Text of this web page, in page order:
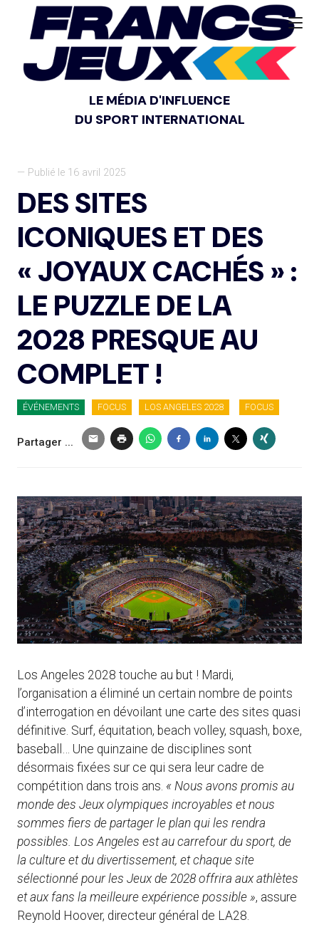
LE MÉDIA D'INFLUENCE
DU SPORT INTERNATIONAL
— Publié le 16 avril 2025
DES SITES
ICONIQUES ET DES
« JOYAUX CACHÉS » :
LE PUZZLE DE LA
2028 PRESQUE AU
COMPLET !
ÉVÉNEMENTS FOCUS LOS ANGELES 2028 FOCUS
Partager ...
Los Angeles 2028 touche au but ! Mardi,
l’organisation a éliminé un certain nombre de points
d’interrogation en dévoilant une carte des sites quasi
définitive. Surf, équitation, beach volley, squash, boxe,
baseball… Une quinzaine de disciplines sont
désormais fixées sur ce qui sera leur cadre de
compétition dans trois ans. « Nous avons promis au
monde des Jeux olympiques incroyables et nous
sommes fiers de partager le plan qui les rendra
possibles. Los Angeles est au carrefour du sport, de
la culture et du divertissement, et chaque site
sélectionné pour les Jeux de 2028 offrira aux athlètes
et aux fans la meilleure expérience possible », assure
Reynold Hoover, directeur général de LA28.